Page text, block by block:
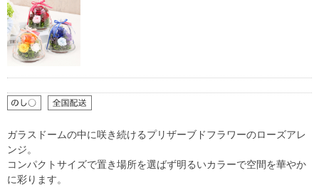
ガラスドームの中に咲き続けるプリザーブドフラワーのローズアレ
ンジ。
コンパクトサイズで置き場所を選ばず明るいカラーで空間を華やか
に彩ります。